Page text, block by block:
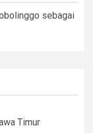
sebagai
Timur